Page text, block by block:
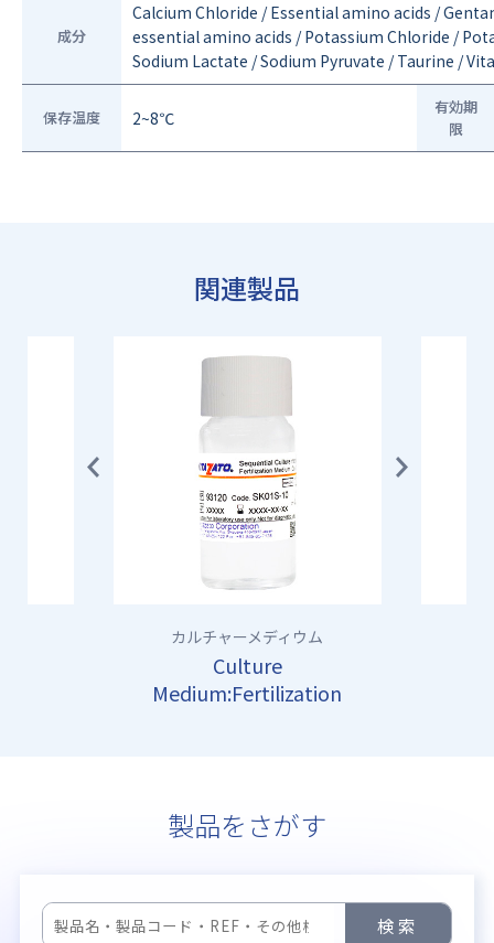
成分
Calcium Chloride / Essential amino acids /
essential amino acids / Potassium Chloride /
Sodium Lactate / Sodium Pyruvate / Taurine /
保存温度 2~8℃
有効期
限
関連製品
Previ
ous
カルチャーメディウム
Culture
Medium:Fertilization
Next
製品をさがす
検索